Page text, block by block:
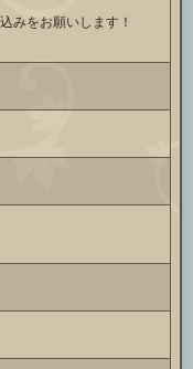
みをお願いします！